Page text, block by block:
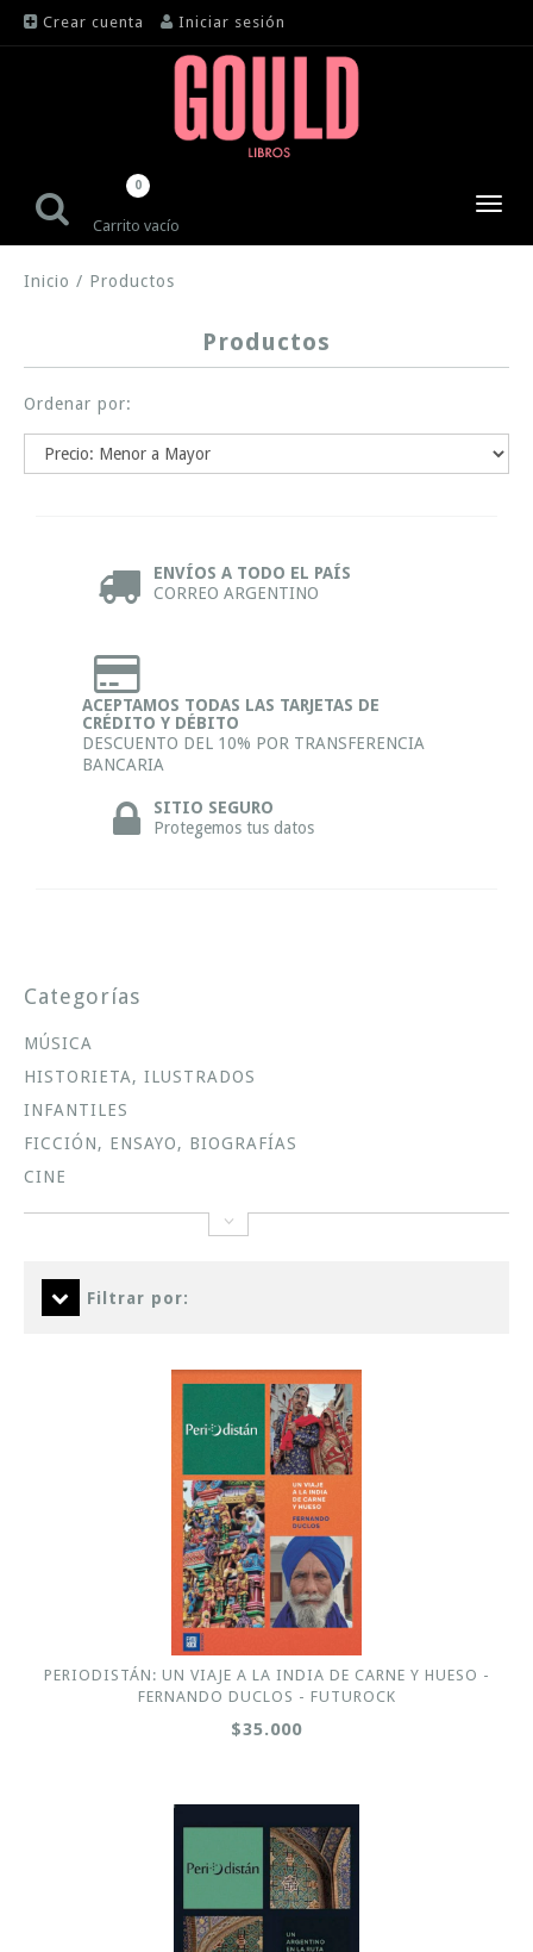
Crear cuenta Iniciar sesión
Carrito vacío
0
Inicio / Productos
Productos
Ordenar por:
ENVÍOS A TODO EL PAÍS
CORREO ARGENTINO
ACEPTAMOS TODAS LAS TARJETAS DE
CRÉDITO Y DÉBITO
DESCUENTO DEL 10% POR TRANSFERENCIA
BANCARIA
SITIO SEGURO
Protegemos tus datos
Categorías
MÚSICA
HISTORIETA, ILUSTRADOS
INFANTILES
FICCIÓN, ENSAYO, BIOGRAFÍAS
CINE
Filtrar por:
PERIODISTÁN: UN VIAJE A LA INDIA DE CARNE Y HUESO -
FERNANDO DUCLOS - FUTUROCK
$35.000